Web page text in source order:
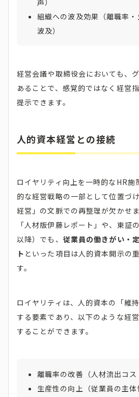
声）
組織への波及効果（離職率
波及）
経営会議や取締役会においても、
あることで、感覚的ではなく経営
提示できます。
人的資本経営との接続
ロイヤリティ向上を一時的なHR施
的な経営戦略の一部として位置づ
経営」の文脈での再整理が欠かせ
「人材版伊藤レポート」や、東証
以降）でも、 従業員の働きがい・
ト といった項目は人的資本開示の
す。
ロイヤリティは、人的資本の「維
する要素であり、以下のような経
することができます。
離職率の改善（人材流出コス
生産性の向上（従業員の主